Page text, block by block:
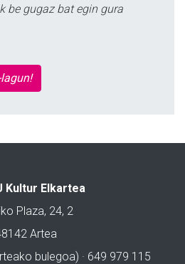
be gugaz bat egin gura
Kultur Elkartea
Plaza, 24, 2
Artea
bulegoa) · 649 979 115